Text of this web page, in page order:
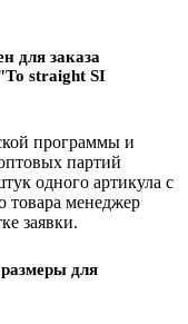
для заказа
straight SI
программы и
партий
одного артикула с
товара менеджер
заявки.
для